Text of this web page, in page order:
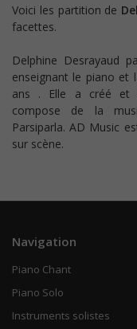
Voici les partition de
facettes.
Delphine Desrayaud
enseignant le piano et
ans . Elle a créé et
compose de la
Parsiparla. AD Music
sur scène.
Navigation
Piano Chant
Piano Solo
Instruments solistes